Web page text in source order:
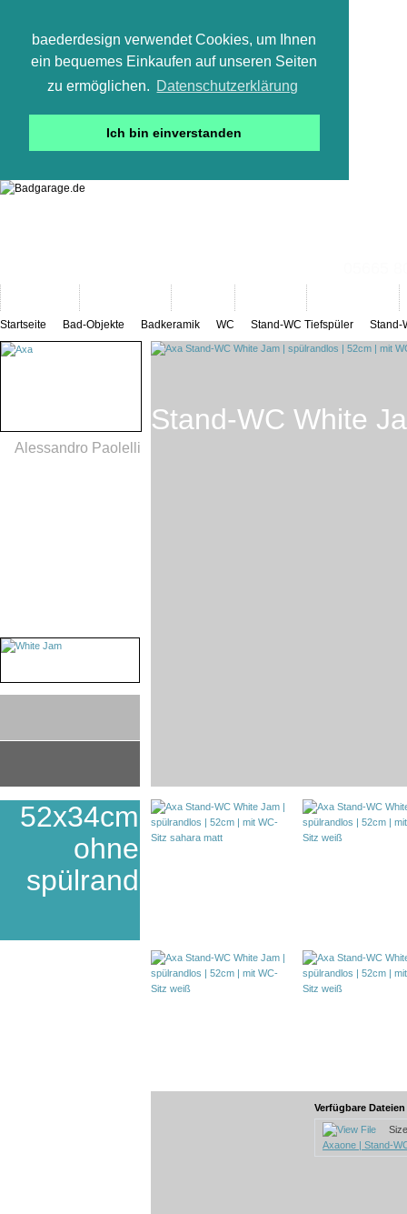
baederdesign verwendet Cookies, um Ihnen
ein bequemes Einkaufen auf unseren Seiten
zu ermöglichen. Datenschutzerklärung
Ich bin einverstanden
Startseite Bad-Objekte Badkeramik WC Stand-WC Tiefspüler Stand-
Alessandro Paolelli
52x34cm
ohne
spülrand
Stand-WC White
Verfügbare
Axaone | Stand-